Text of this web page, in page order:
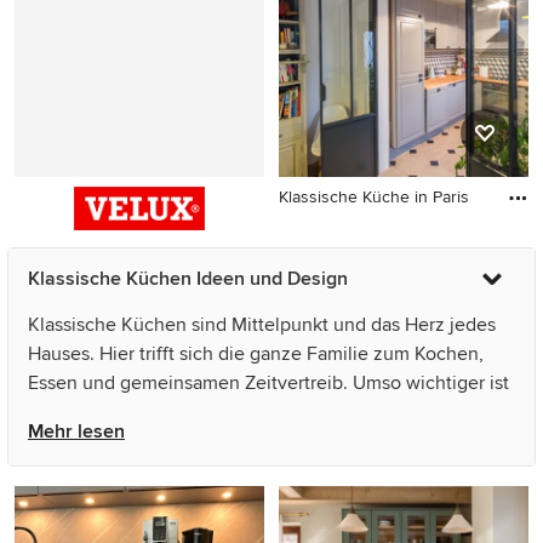
Schränken, Küchenrückwand
in Weiß, Elektrogeräten mit
Frontblende, hellem
Holzboden und Arbeitsplatte
aus Holz in Madrid
Klassische Küche in Paris
Klassische Küchen Ideen und Design
Klassische Küchen sind Mittelpunkt und das Herz jedes
Hauses. Hier trifft sich die ganze Familie zum Kochen,
Essen und gemeinsamen Zeitvertreib. Umso wichtiger ist
auszustatten, damit alle Speisen zubereitet werden
können und die Klassische Küchen gleichzeitig zum
Verweilen einlädt.
Mehr lesen